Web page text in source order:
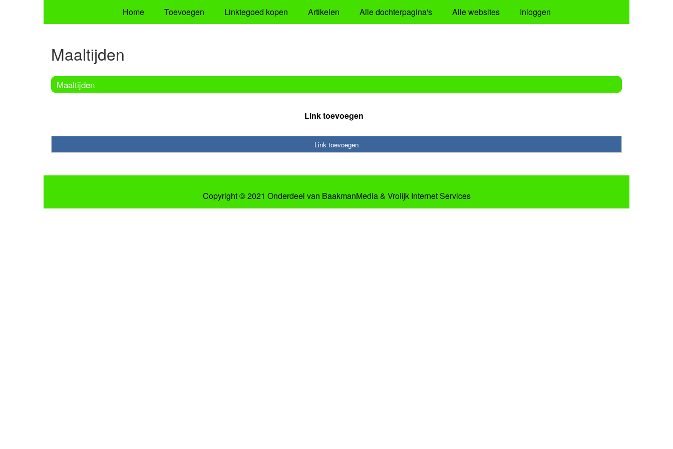
Home Toevoegen Linktegoed kopen Artikelen Alle dochterpagina's Alle websites Inloggen
Maaltijden
Maaltijden
Link toevoegen
Link toevoegen
Copyright © 2021 Onderdeel van BaakmanMedia& Vrolijk Internet Services